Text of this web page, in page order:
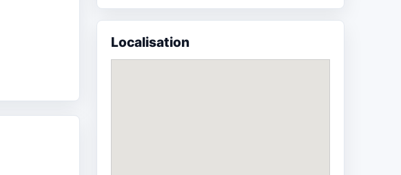
Localisation